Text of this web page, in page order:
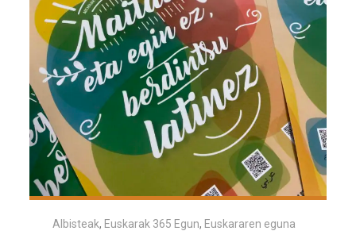
Albisteak, Euskarak 365 Egun, Euskararen eguna